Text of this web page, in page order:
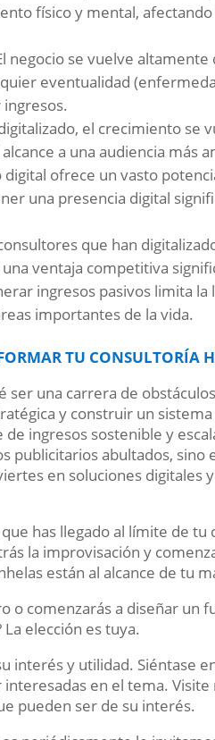
físico y mental,
negocio se vuelve
eventualidad
el crecimiento se
a una audiencia más
digital ofrece un vasto
una presencia digital
que han
ventaja competitiva
ingresos pasivos limita
importantes de la vida.
TU CONSULTORÍA
ser una carrera de
y construir un
ingresos sostenible y
publicitarios abultados, sino
en soluciones digitales
has llegado al límite de tu
la improvisación y
están al alcance de tu
o comenzarás a diseñar un
elección es tuya.
interés y utilidad. Siéntase
en el tema.
pueden ser de su interés.